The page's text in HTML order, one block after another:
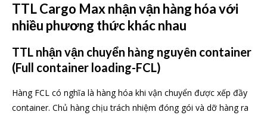
TTL Cargo Max nhận vận hàng hóa với
nhiều phương thức khác nhau
TTL nhận vận chuyển hàng nguyên container
(Full container loading-FCL)
Hàng FCL có nghĩa là hàng hóa khi vận chuyển được xếp đầy
container. Chủ hàng chịu trách nhiệm đóng gói và dỡ hàng ra